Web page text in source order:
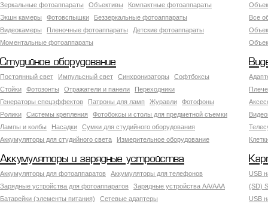
Зеркальные фотоаппараты Объективы
Компактные фотоаппараты
Экшн камеры
Фотовспышки
Беззеркальные фотоаппараты
Видеокамеры
Пленочные фотоаппараты
Детские фотоаппараты
Моментальные фотоаппараты
Все
Студийное оборудование
Постоянный свет Импульсный свет Синхронизаторы
Софтбоксы
Стойки
Фотозонты Отражатели и панели
Переходники
Генераторы спецэффектов
Патроны для ламп Журавли
Фотофоны
Ролики
Системы крепления
Фотобоксы и столы для предметной съемки
Лампы и колбы
Насадки
Сумки для студийного оборудования
Аккумуляторы для студийного света
Измерительное оборудование
Аккумуляторы и зарядные устройства
Аккумуляторы для фотоаппаратов
Аккумуляторы для телефонов
Зарядные устройства для фотоаппаратов
Зарядные устройства AA/AAA
Батарейки (элементы питания)
Сетевые адаптеры
USB
(SD)
USB